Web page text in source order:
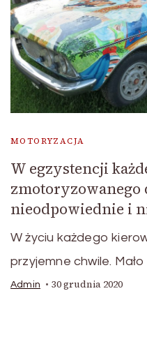
MOTORYZACJA
W egzystencji
zmotoryzowanego
nieodpowiednie i
W życiu każdego
przyjemne chwile.
Admin 30 grudnia 2020